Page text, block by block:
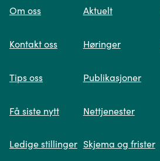
søk og viser deg vår mest
forsiden
Om oss
Kontakt oss
Tips oss
Få siste nytt
Ledige stillinger
Aktuelt
Høringer
Publikasjoner
Nettjenester
Skjema og frister